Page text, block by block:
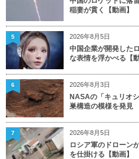
稲妻が貫く【動画】
2026年8月5日
中国企業が開発した
な表情を浮かべる【動
5
2026年8月3日
NASAの「キュリオ
巣構造の模様を発見
6
2026年8月5日
ロシア軍のドローン
を仕掛ける【動画】
7